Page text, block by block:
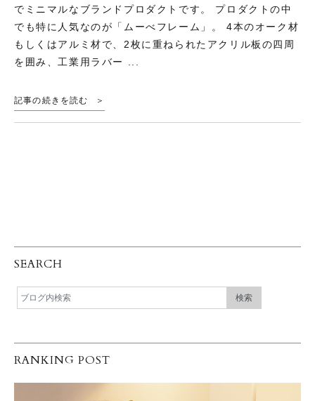
でミニマルなブランドプロダクトです。 プロダクトの中
でも特に人気なのが「ムーべフレーム」。 4本のオーク材
もしくはアルミ材で、2枚に重ねられたアクリル板の四周
を囲み、工業用ラバー ...
記事の続きを読む
SEARCH
RANKING POST